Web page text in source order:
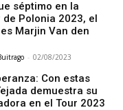
séptimo en la
Polonia 2023, el
Marjin Van den
- 02/08/2023
Con estas
demuestra su
en el Tour 2023